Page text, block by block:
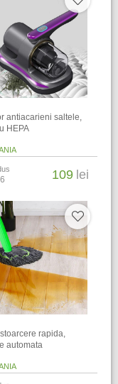
antiacarieni saltele,
HEPA
109 lei
rapida,
automata